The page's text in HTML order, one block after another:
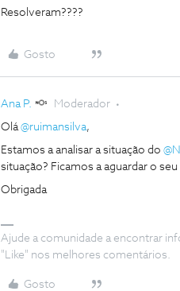
Resolveram????
Gosto
Ana P. Moderador
Olá@ruimansilva,
Estamos a analisar a situação do
situação? Ficamos a aguardar o
Obrigada
Ajude a comunidade a encontrar
"Like" nos melhores comentários.
Gosto